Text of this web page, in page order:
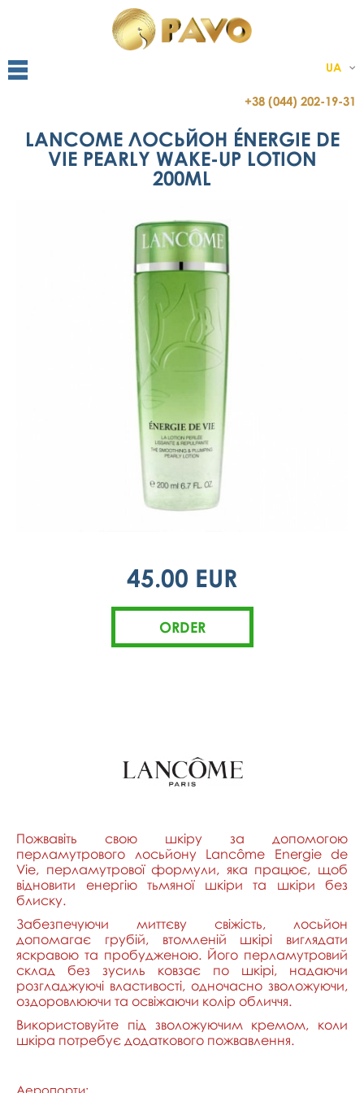
UA
+38 (044) 202-19-31
LANCOME ЛОСЬЙОН ÉNERGIE DE
VIE PEARLY WAKE-UP LOTION
200ML
45.00 EUR
Пожвавіть свою шкіру за допомогою
перламутрового лосьйону Lancôme Energie de
Vie, перламутрової формули, яка працює, щоб
відновити енергію тьмяної шкіри та шкіри без
блиску.
Забезпечуючи миттєву свіжість, лосьйон
допомагає грубій, втомленій шкірі виглядати
яскравою та пробудженою. Його перламутровий
склад без зусиль ковзає по шкірі, надаючи
розгладжуючі властивості, одночасно зволожуючи,
оздоровлюючи та освіжаючи колір обличчя.
Використовуйте під зволожуючим кремом, коли
шкіра потребує додаткового пожвавлення.
Аеропорти: